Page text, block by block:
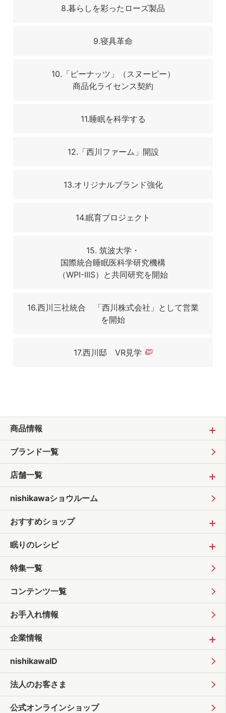
8.暮らしを彩ったローズ製品
9.寝具革命
10.「ピーナッツ」（スヌーピー）
商品化ライセンス契約
11.睡眠を科学する
12.「西川ファーム」開設
13.オリジナルブランド強化
14.眠育プロジェクト
15. 筑波大学・
国際統合睡眠医科学研究機構
（WPI-IIIS）と共同研究を開始
16.西川三社統合 「西川株式会社」として営業
を開始
17.西川邸 VR見学
商品情報
ブランド一覧
店舗一覧
nishikawaショウルーム
おすすめショップ
眠りのレシピ
特集一覧
コンテンツ一覧
お手入れ情報
企業情報
nishikawaID
法人のお客さま
公式オンラインショップ